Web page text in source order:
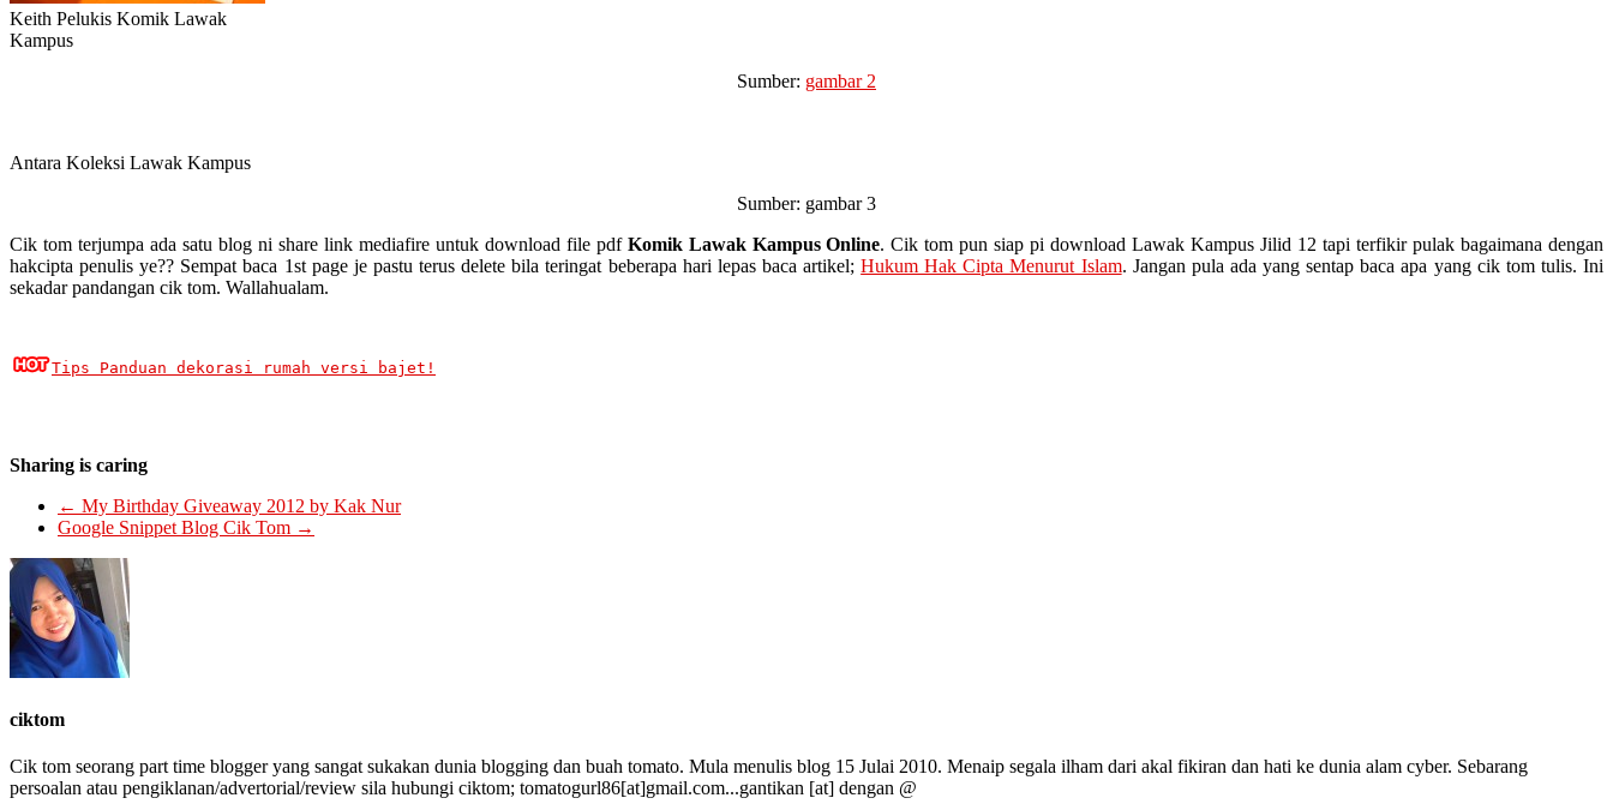
Keith Pelukis Komik Lawak
Kampus
Sumber: gambar 2
Antara Koleksi Lawak Kampus
Sumber: gambar 3
Cik tom terjumpa ada satu blog ni share link mediafire untuk download file pdf Komik Lawak Kampus Online. Cik tom pun siap pi download Lawak Kampus Jilid 12 tapi terfikir pulak bagaimana dengan
hakcipta penulis ye?? Sempat baca 1st page je pastu terus delete bila teringat beberapa hari lepas baca artikel;Hukum Hak Cipta Menurut Islam. Jangan pula ada yang sentap baca apa yang cik tom tulis. Ini
sekadar pandangan cik tom. Wallahualam.
Tips Panduan dekorasi rumah versi bajet!
Sharing is caring
← My Birthday Giveaway 2012 by Kak Nur
Google Snippet Blog Cik Tom →
ciktom
Cik tom seorang part time blogger yang sangat sukakan dunia blogging dan buah tomato. Mula menulis blog 15 Julai 2010. Menaip segala ilham dari akal fikiran dan hati ke dunia alam cyber. Sebarang
persoalan atau pengiklanan/advertorial/review sila hubungi ciktom; tomatogurl86[at]gmail.com...gantikan [at] dengan @